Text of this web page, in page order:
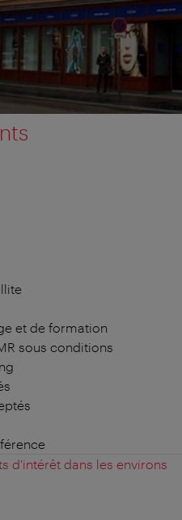
et de formation
sous conditions
d'intérêt dans les environs